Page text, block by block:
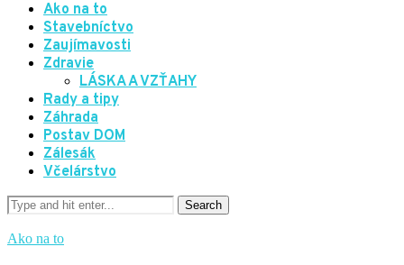
Ako na to
Stavebníctvo
Zaujímavosti
Zdravie
LÁSKA A VZŤAHY
Rady a tipy
Záhrada
Postav DOM
Zálesák
Včelárstvo
Ako na to